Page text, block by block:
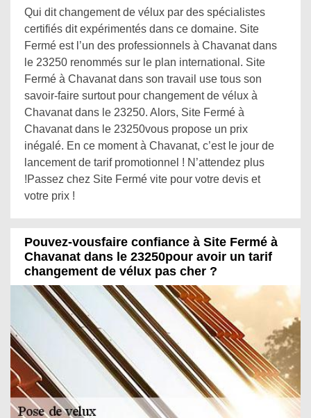
Qui dit changement de vélux par des spécialistes
certifiés dit expérimentés dans ce domaine. Site
Fermé est l’un des professionnels à Chavanat dans
le 23250 renommés sur le plan international. Site
Fermé à Chavanat dans son travail use tous son
savoir-faire surtout pour changement de vélux à
Chavanat dans le 23250. Alors, Site Fermé à
Chavanat dans le 23250vous propose un prix
inégalé. En ce moment à Chavanat, c’est le jour de
lancement de tarif promotionnel ! N’attendez plus
!Passez chez Site Fermé vite pour votre devis et
votre prix !
Pouvez-vousfaire confiance à Site Fermé à
Chavanat dans le 23250pour avoir un tarif
changement de vélux pas cher ?